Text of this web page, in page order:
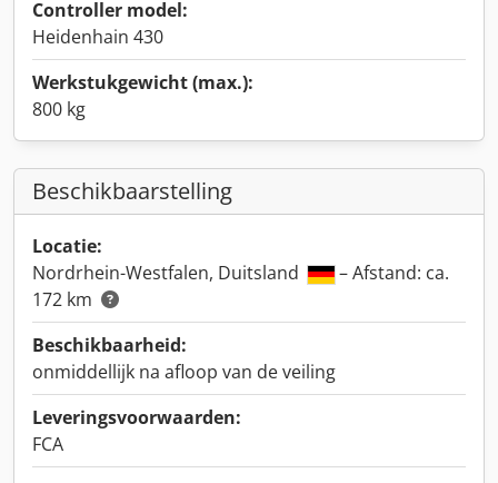
Controller model:
Heidenhain 430
Werkstukgewicht (max.):
800 kg
Beschikbaarstelling
Locatie:
Nordrhein-Westfalen, Duitsland
– Afstand: ca.
172 km
Beschikbaarheid:
onmiddellijk na afloop van de veiling
Leveringsvoorwaarden:
FCA